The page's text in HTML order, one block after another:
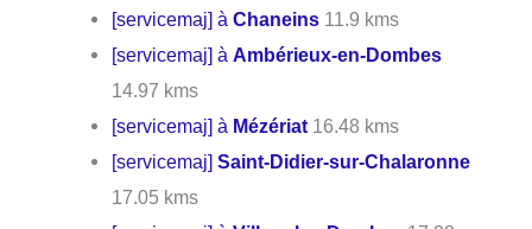
[servicemaj] àChaneins 11.9 kms
[servicemaj] àAmbérieux-en-Dombes
14.97 kms
[servicemaj] à Mézériat 16.48 kms
[servicemaj]Saint-Didier-sur-Chalaronne
17.05 kms